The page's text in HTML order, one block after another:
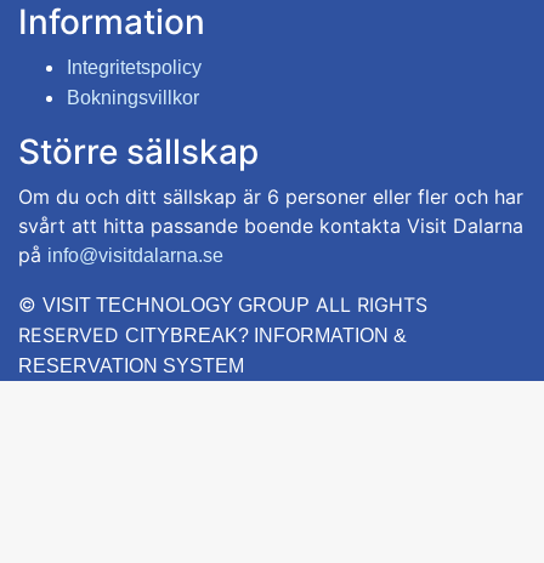
Information
Integritetspolicy
Bokningsvillkor
Större sällskap
Om du och ditt sällskap är 6 personer eller fler och har
svårt att hitta passande boende kontakta Visit Dalarna
på info@visitdalarna.se
© VISIT TECHNOLOGY GROUP ALL RIGHTS
RESERVED CITYBREAK? INFORMATION &
RESERVATION SYSTEM